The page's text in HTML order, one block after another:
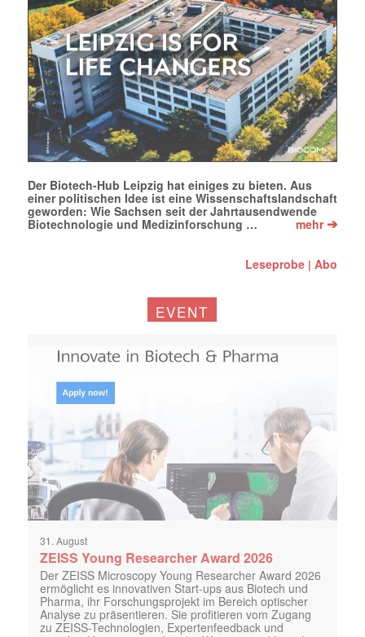
Der Biotech-Hub Leipzig hat einiges zu bieten. Aus
einer politischen Idee ist eine Wissenschaftslandschaft
geworden: Wie Sachsen seit der Jahrtausendwende
Biotechnologie und Medizinforschung …
mehr➔
Leseprobe |Abo
EVENT
31. August
ZEISS Young Researcher Award 2026
Der ZEISS Microscopy Young Researcher Award 2026
ermöglicht es innovativen Start-ups aus Biotech und
Pharma, ihr Forschungsprojekt im Bereich optischer
Analyse zu präsentieren. Sie profitieren vom Zugang
zu ZEISS-Technologien, Expertenfeedback und